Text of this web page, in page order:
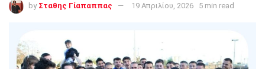
by Σταθης Γίαπαππας 19 Απριλίου, 2026 5 min read